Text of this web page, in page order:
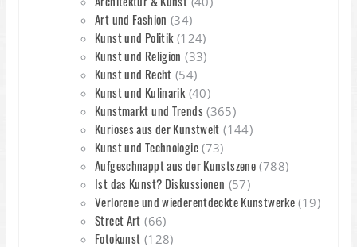
Art und Fashion (34)
Kunst und Politik(124)
Kunst und Religion (33)
Kunst und Recht (54)
Kunst und Kulinarik(40)
Kunstmarkt und Trends(365)
Kurioses aus der Kunstwelt (144)
Kunst und Technologie(73)
Aufgeschnappt aus der Kunstszene (788)
Ist das Kunst? Diskussionen (57)
Verlorene und wiederentdeckte Kunstwerke (19)
Street Art (66)
Fotokunst (128)